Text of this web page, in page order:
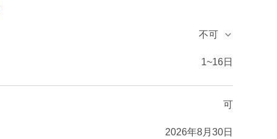
不可
1~16日
可
2026年8月30日